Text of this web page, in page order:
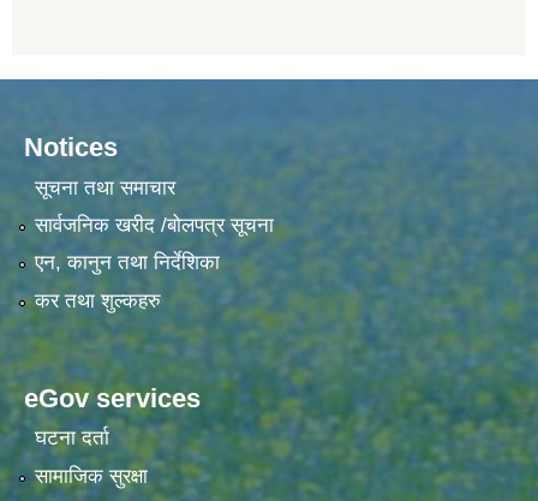
Notices
सूचना तथा समाचार
सार्वजनिक खरीद /बोलपत्र सूचना
एन, कानुन तथा निर्देशिका
कर तथा शुल्कहरु
eGov services
घटना दर्ता
सामाजिक सुरक्षा